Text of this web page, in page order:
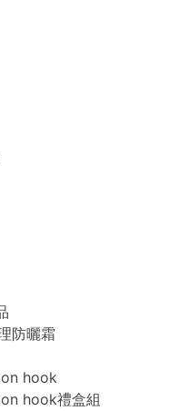
防曬霜
hook
hook禮盒組